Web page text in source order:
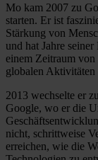
Mo kam 2007 zu
starten. Er ist
Stärkung von
und hat Jahre
einem Zeitraum von
globalen
2013 wechselte er
Google, wo er die
nicht, schrittweise
erreichen, wie die